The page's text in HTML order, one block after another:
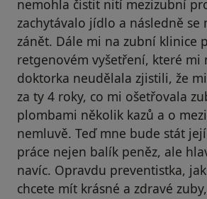
nemohla čistit nití mezizubní
zachytávalo jídlo a následně se
zánět. Dále mi na zubní klinice
retgenovém vyšetření, které mi
doktorka neudělala zjistili, že
za ty 4 roky, co mi ošetřovala
plombami několik kazů a o
nemluvě. Teď mne bude stát
práce nejen balík peněz, ale
navíc. Opravdu preventistka,
chcete mít krásné a zdravé